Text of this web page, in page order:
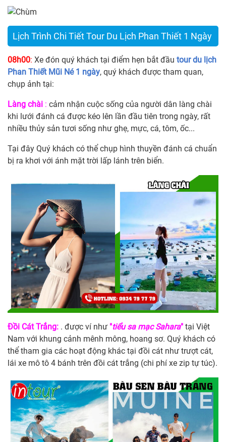
Lịch Trình Chi Tiết Tour Du Lịch Phan Thiết 1 Ngày
08h00: Xe đón quý khách tại điểm hẹn bắt đầu tour du lịch
Phan Thiết Mũi Né 1 ngày, quý khách được tham quan,
chụp ảnh tại:
Làng chài : cảm nhận cuộc sống của người dân làng chài
khi lưới đánh cá được kéo lên lần đầu tiên trong ngày, rất
nhiều thủy sản tươi sống như ghẹ, mực, cá, tôm, ốc...
Tại đây Quý khách có thể chụp hình thuyền đánh cá chuẩn
bị ra khơi với ánh mặt trời lấp lánh trên biển.
Đồi Cát Trắng: . được ví như "tiểu sa mạc Sahara" tại Việt
Nam với khung cảnh mênh mông, hoang sơ. Quý khách có
thể tham gia các hoạt động khác tại đồi cát như trượt cát,
lái xe mô tô 4 bánh trên đồi cát trắng (chi phí xe zip tự túc).